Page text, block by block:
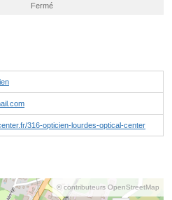
Fermé
316-opticien-lourdes-optical-center
© contributeurs OpenStreetMap